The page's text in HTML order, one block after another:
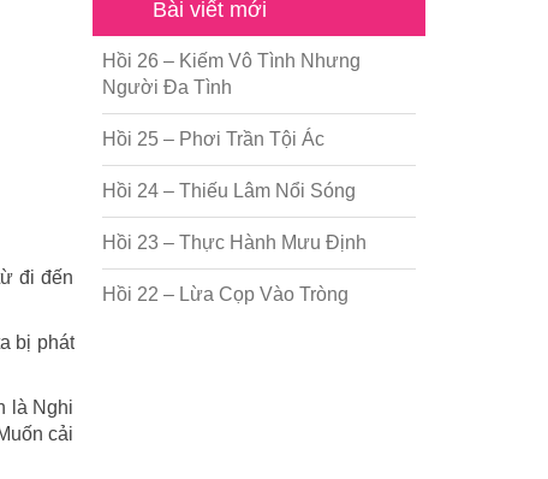
đi đến
bị phát
là Nghi
cải
Bài viết mới
Hồi 26 – Kiếm Vô Tình Nhưng
Người Đa Tình
Hồi 25 – Phơi Trần Tội Ác
Hồi 24 – Thiếu Lâm Nổi Sóng
Hồi 23 – Thực Hành Mưu Định
Hồi 22 – Lừa Cọp Vào Tròng